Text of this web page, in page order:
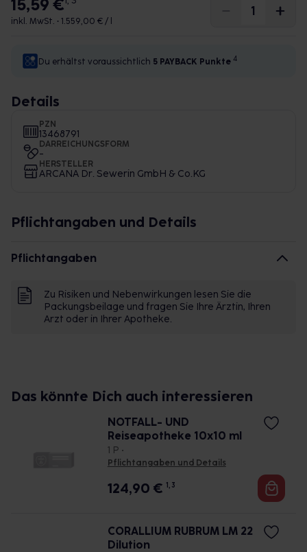
15,59 €
inkl. MwSt. • 1.559,00 € / l
Du erhältst voraussichtlich 5 PAYBACK Punkte 4
Details
PZN
13468791
DARREICHUNGSFORM
-
HERSTELLER
ARCANA Dr. Sewerin GmbH & Co.KG
Pflichtangaben und Details
Pflichtangaben
Zu Risiken und Nebenwirkungen lesen Sie die
Packungsbeilage und fragen Sie Ihre Ärztin, Ihren
Arzt oder in Ihrer Apotheke.
Das könnte Dich auch interessieren
NOTFALL- UND
Reiseapotheke 10x10 ml
1 P •
Pflichtangaben und Details
124,90 € 1, 3
CORALLIUM RUBRUM LM 22
Dilution